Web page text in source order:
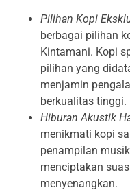
Pilihan Kopi
berbagai pilihan
Kintamani. Kopi
pilihan yang
menjamin
berkualitas tinggi.
Hiburan Akustik
menikmati kopi
penampilan
menciptakan
menyenangkan.